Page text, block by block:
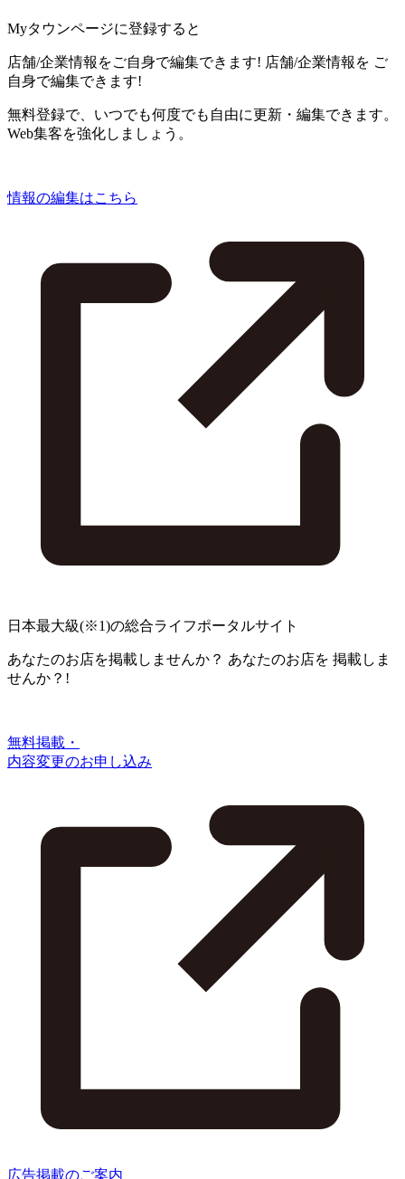
Myタウンページに登録すると
店舗/企業情報をご自身で編集できます! 店舗/企業情報を ご
自身で編集できます!
無料登録で、いつでも何度でも自由に更新・編集できます。
Web集客を強化しましょう。
情報の編集はこちら
日本最大級(※1)の総合ライフポータルサイト
あなたのお店を掲載しませんか？ あなたのお店を 掲載しま
せんか？!
無料掲載・
内容変更のお申し込み
広告掲載のご案内